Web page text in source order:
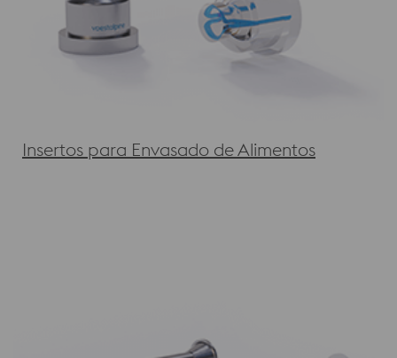
Insertos para Envasado de Alimentos